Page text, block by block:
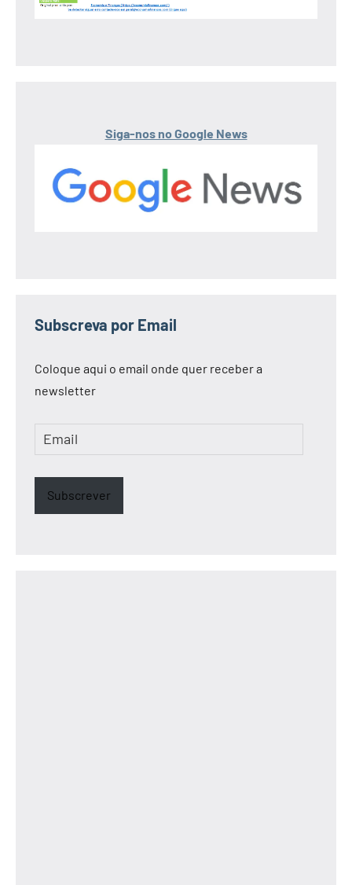
Siga-nos no Google News
Subscreva por Email
Coloque aqui o email onde quer receber a
newsletter
Email
Subscrever